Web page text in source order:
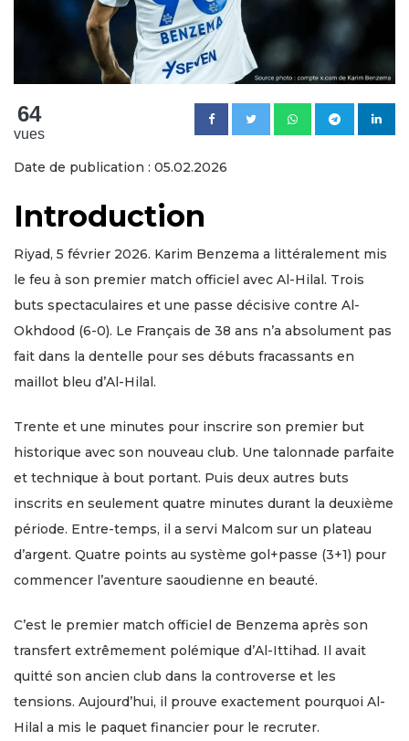
64
vues
Date de publication : 05.02.2026
Introduction
Riyad, 5 février 2026. Karim Benzema a littéralement mis
le feu à son premier match officiel avec Al-Hilal. Trois
buts spectaculaires et une passe décisive contre Al-
Okhdood (6-0). Le Français de 38 ans n’a absolument pas
fait dans la dentelle pour ses débuts fracassants en
maillot bleu d’Al-Hilal.
Trente et une minutes pour inscrire son premier but
historique avec son nouveau club. Une talonnade parfaite
et technique à bout portant. Puis deux autres buts
inscrits en seulement quatre minutes durant la deuxième
période. Entre-temps, il a servi Malcom sur un plateau
d’argent. Quatre points au système gol+passe (3+1) pour
commencer l’aventure saoudienne en beauté.
C’est le premier match officiel de Benzema après son
transfert extrêmement polémique d’Al-Ittihad. Il avait
quitté son ancien club dans la controverse et les
tensions. Aujourd’hui, il prouve exactement pourquoi Al-
Hilal a mis le paquet financier pour le recruter.